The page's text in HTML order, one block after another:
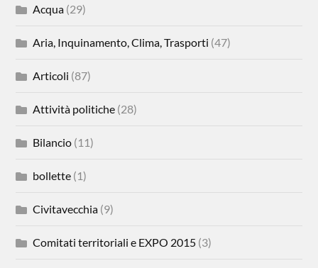
Acqua (29)
Aria, Inquinamento, Clima, Trasporti (47)
Articoli (87)
Attività politiche (28)
Bilancio (11)
bollette (1)
Civitavecchia (9)
Comitati territoriali e EXPO 2015 (3)